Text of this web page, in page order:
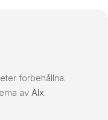
förbehållna.
av Alx.